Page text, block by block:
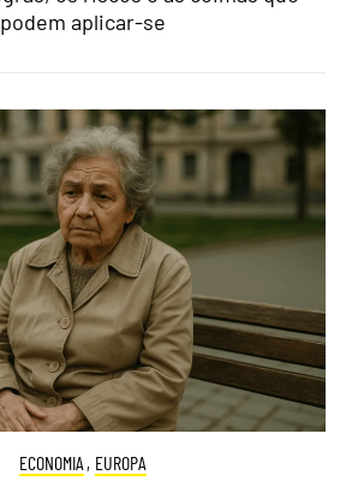
podem aplicar-se
ECONOMIA , EUROPA